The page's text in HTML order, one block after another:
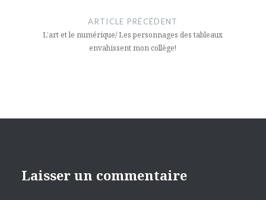
l’article
ARTICLE PRÉCÉDENT
L’art et le numérique/ Les personnages des tableaux
envahissent mon collège!
Laisser un commentaire